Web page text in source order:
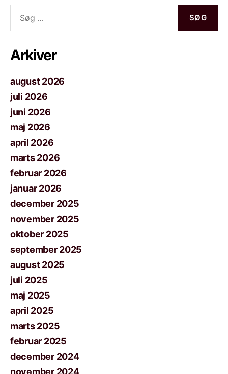
efter:
Arkiver
august 2026
juli 2026
juni 2026
maj 2026
april 2026
marts 2026
februar 2026
januar 2026
december 2025
november 2025
oktober 2025
september 2025
august 2025
juli 2025
maj 2025
april 2025
marts 2025
februar 2025
december 2024
november 2024